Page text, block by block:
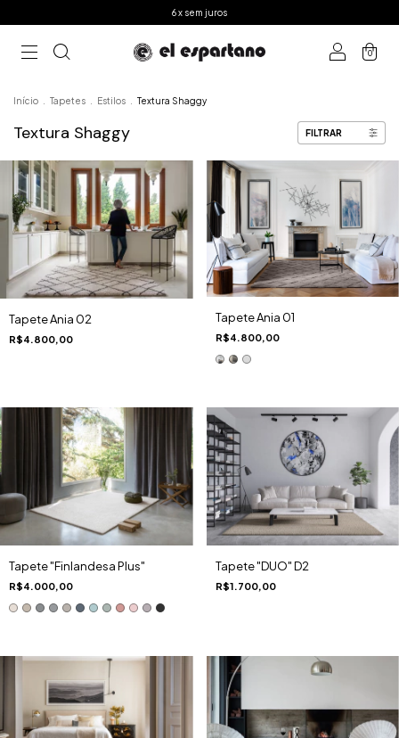
6 x sem juros
0
Início Tapetes Estilos Textura Shaggy
Textura Shaggy FILTRAR
Tapete Ania 02
R$4.800,00
Tapete Ania 01
R$4.800,00
Tapete "Finlandesa Plus"
R$4.000,00
Tapete "DUO" D2
R$1.700,00